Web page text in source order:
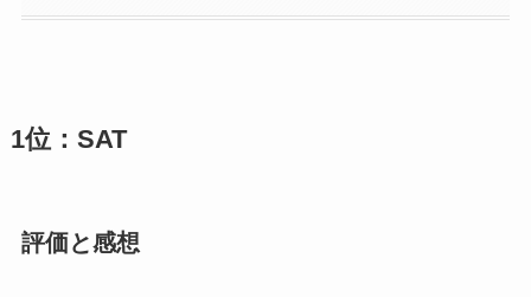
1位：SAT
評価と感想